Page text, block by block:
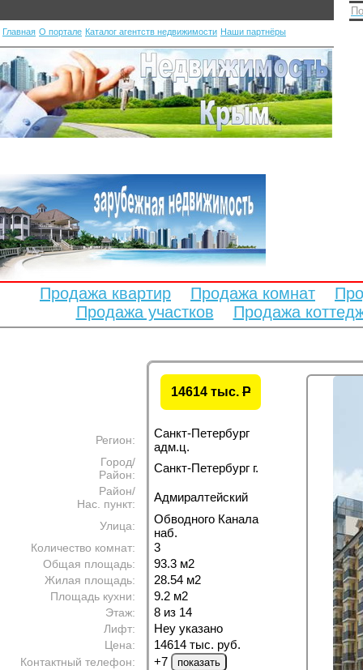
Главная О портале Каталог агентств недвижимости Наши партнёры
Продажа квартир Продажа комнат
Продажа участков
Продажа
14614 тыс. P
Регион:
Санкт-Петербург
адм.ц.
Город/
Район:
Санкт-Петербург г.
Район/
Нас. пункт:
Адмиралтейский
Улица:
Обводного Канала
наб.
Количество комнат: 3
Общая площадь: 93.3 м2
Жилая площадь: 28.54 м2
Площадь кухни: 9.2 м2
Этаж: 8 из 14
Лифт: Неу указано
Цена: 14614 тыс. руб.
Контактный телефон: +7